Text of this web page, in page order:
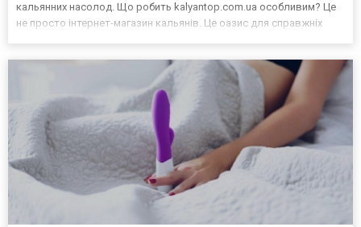
кальянних насолод. Що робить kalyantop.com.ua особливим? Це
не просто інтернет-магазин кальянів. Це оазис для справжніх